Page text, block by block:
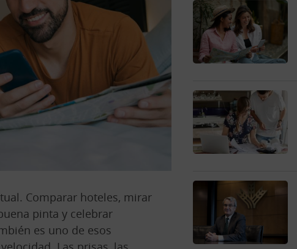
Comparar hoteles, mirar
pinta y celebrar
es uno de esos